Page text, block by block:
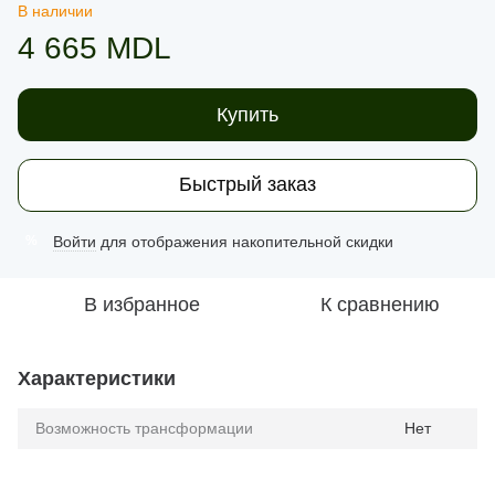
В наличии
4 665 MDL
Купить
Быстрый заказ
Войти для отображения накопительной скидки
В избранное К сравнению
Характеристики
Возможность трансформации Нет